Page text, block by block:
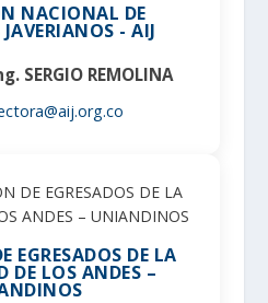
NACIONAL DE
- AIJ
SERGIO REMOLINA
EGRESADOS DE LA
DE LOS ANDES –